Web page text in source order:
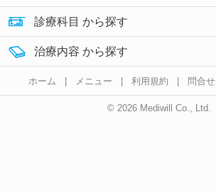
診療科目 から探す
治療内容 から探す
ホーム | メニュー | 利用規約 | 問合せ
© 2026 Mediwill Co., Ltd.